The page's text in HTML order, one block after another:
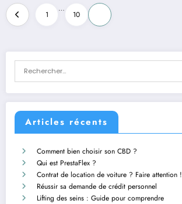
Pagination
des
publications
1
…
10
Articles récents
Comment bien choisir son CBD ?
Qui est PrestaFlex ?
Contrat de location de voiture ? Faire attention !
Réussir sa demande de crédit personnel
Lifting des seins : Guide pour comprendre